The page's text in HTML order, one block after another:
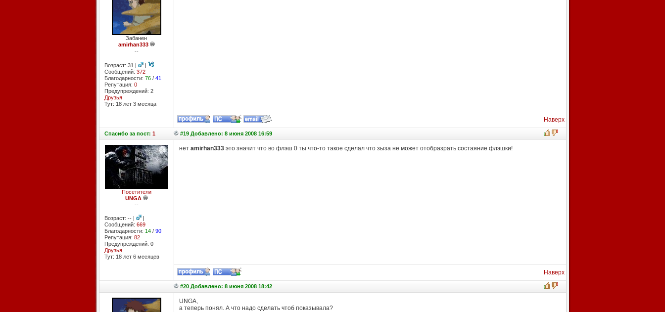
Забанен
amirhan333
--
Возраст: 31 |
|
Сообщений: 372
Благодарности: 76/ 41
Репутация: 0
Предупреждений: 2
Друзья
Тут: 18 лет 3 месяцa
Наверх
Спасибоза пост: 1 #19 Добавлено: 8 июня 2008 16:59
Посетители
UNGA
--
Возраст: -- |
|
Сообщений: 669
Благодарности: 14/ 90
Репутация: 82
Предупреждений: 0
Друзья
Тут: 18 лет 6 месяцев
нет amirhan333это значит что во флэш 0 ты что-то такое сделал что зыза не может отобразрать состаяние флэшки!
Наверх
#20 Добавлено: 8 июня 2008 18:42
UNGA,
а теперь понял. А что надо сделать чтоб показывала?